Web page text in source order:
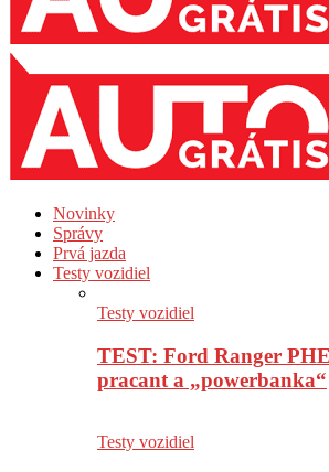
Novinky
Správy
Prvá jazda
Testy vozidiel
Testy vozidiel
TEST: Ford Ranger
pracant a „powerbanka“
Testy vozidiel